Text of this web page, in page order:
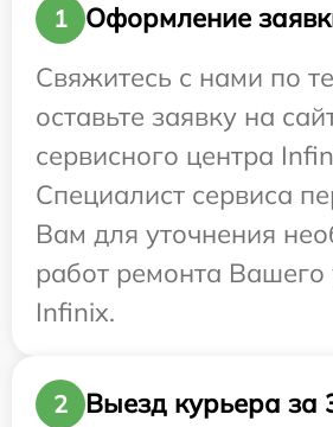
1
Оформление
Свяжитесь с нами по
оставьте заявку на
сервисного центра
Специалист сервиса
Вам для уточнения
работ ремонта Вашего
Infinix.
2
Выезд курьера за